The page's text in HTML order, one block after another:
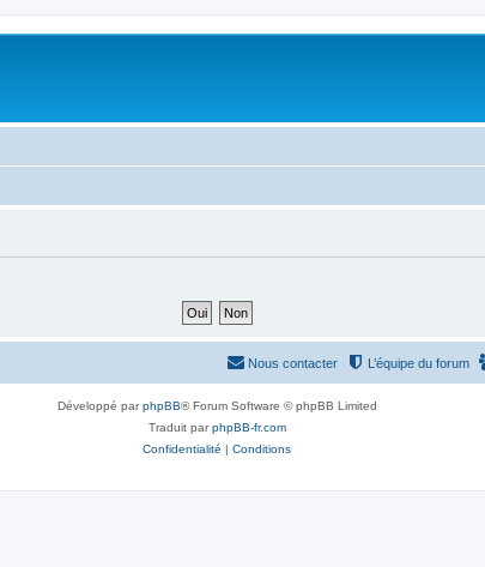
L’équipe du forum
Nous contacter
Développé parphpBB® Forum Software © phpBB Limited
Traduit parphpBB-fr.com
Confidentialité | Conditions